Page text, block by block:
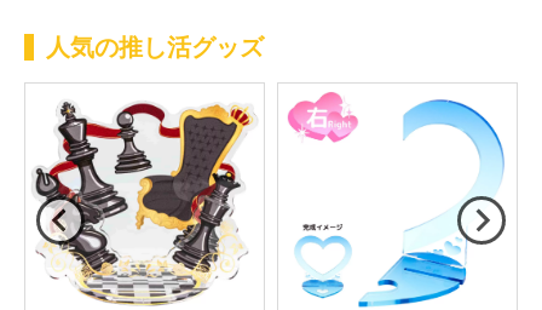
人気の推し活グッズ